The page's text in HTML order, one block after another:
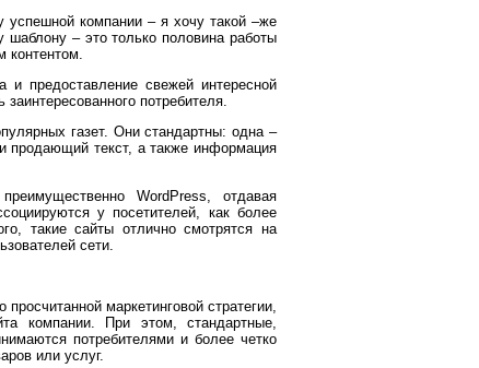
успешной компании – я хочу такой –же
– это только половина работы
контентом.
и предоставление свежей интересной
потребителя.
газет. Они стандартны: одна –
продающий текст, а также информация
WordPress, отдавая
у посетителей, как более
такие сайты отлично смотрятся на
сети.
маркетинговой стратегии,
компании. При этом, стандартные,
потребителями и более четко
или услуг.